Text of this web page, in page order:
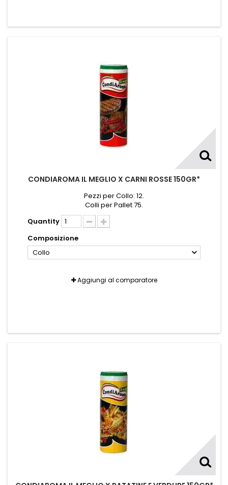
CONDIAROMA IL MEGLIO X CARNI ROSSE 150GR*
Pezzi per Collo: 12.
Colli per Pallet 75.
Quantity
Composizione
Collo
Aggiungi al comparatore